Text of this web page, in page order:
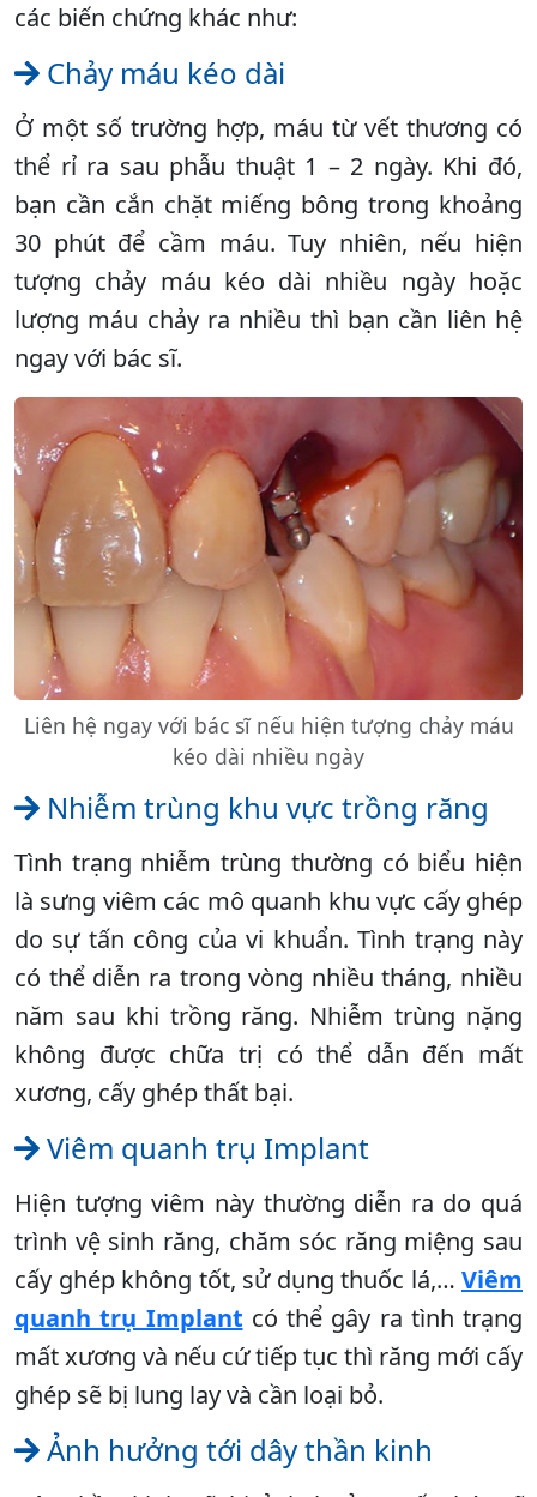
các biến chứng khác như:
Chảy máu kéo dài
Ở một số trường hợp, máu từ vết thương có
thể rỉ ra sau phẫu thuật 1 – 2 ngày. Khi đó,
bạn cần cắn chặt miếng bông trong khoảng
30 phút để cầm máu. Tuy nhiên, nếu hiện
tượng chảy máu kéo dài nhiều ngày hoặc
lượng máu chảy ra nhiều thì bạn cần liên hệ
ngay với bác sĩ.
Liên hệ ngay với bác sĩ nếu hiện tượng chảy máu
kéo dài nhiều ngày
Nhiễm trùng khu vực trồng răng
Tình trạng nhiễm trùng thường có biểu hiện
là sưng viêm các mô quanh khu vực cấy ghép
do sự tấn công của vi khuẩn. Tình trạng này
có thể diễn ra trong vòng nhiều tháng, nhiều
năm sau khi trồng răng. Nhiễm trùng nặng
không được chữa trị có thể dẫn đến mất
xương, cấy ghép thất bại.
Viêm quanh trụ Implant
Hiện tượng viêm này thường diễn ra do quá
trình vệ sinh răng, chăm sóc răng miệng sau
cấy ghép không tốt, sử dụng thuốc lá,… Viêm
quanh trụ Implant có thể gây ra tình trạng
mất xương và nếu cứ tiếp tục thì răng mới cấy
ghép sẽ bị lung lay và cần loại bỏ.
Ảnh hưởng tới dây thần kinh